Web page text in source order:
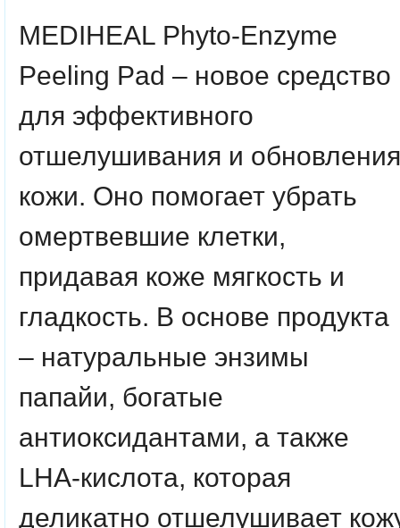
MEDIHEAL Phyto-Enzyme
Peeling Pad – новое средство
для эффективного
отшелушивания и обновления
кожи. Оно помогает убрать
омертвевшие клетки,
придавая коже мягкость и
гладкость. В основе продукта
– натуральные энзимы
папайи, богатые
антиоксидантами, а также
LHA-кислота, которая
деликатно отшелушивает